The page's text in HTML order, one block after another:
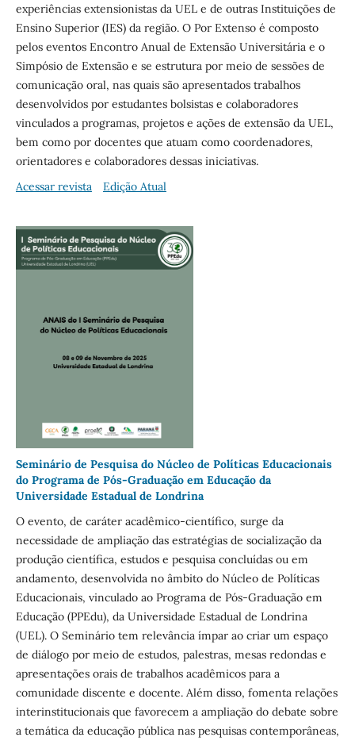
experiências extensionistas da UEL e de outras Instituições de
Ensino Superior (IES) da região. O Por Extenso é composto
pelos eventos Encontro Anual de Extensão Universitária e o
Simpósio de Extensão e se estrutura por meio de sessões de
comunicação oral, nas quais são apresentados trabalhos
desenvolvidos por estudantes bolsistas e colaboradores
vinculados a programas, projetos e ações de extensão da UEL,
bem como por docentes que atuam como coordenadores,
orientadores e colaboradores dessas iniciativas.
Acessar revista
Edição Atual
Seminário de Pesquisa do Núcleo de Políticas Educacionais
do Programa de Pós-Graduação em Educação da
Universidade Estadual de Londrina
O evento, de caráter acadêmico-científico, surge da
necessidade de ampliação das estratégias de socialização da
produção científica, estudos e pesquisa concluídas ou em
andamento, desenvolvida no âmbito do Núcleo de Políticas
Educacionais, vinculado ao Programa de Pós-Graduação em
Educação (PPEdu), da Universidade Estadual de Londrina
(UEL). O Seminário tem relevância ímpar ao criar um espaço
de diálogo por meio de estudos, palestras, mesas redondas e
apresentações orais de trabalhos acadêmicos para a
comunidade discente e docente. Além disso, fomenta relações
interinstitucionais que favorecem a ampliação do debate sobre
a temática da educação pública nas pesquisas contemporâneas,